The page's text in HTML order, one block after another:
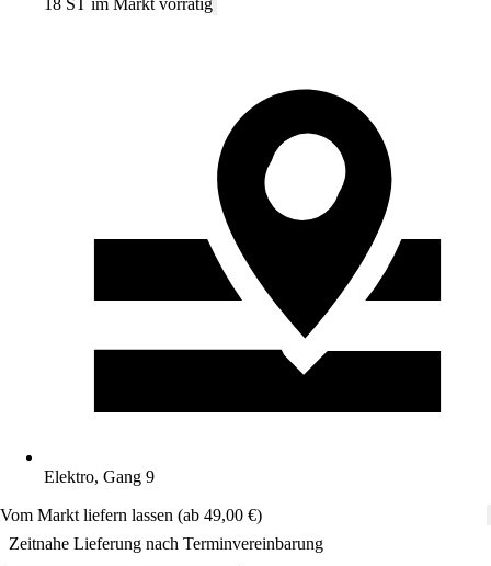
18 ST im Markt vorrätig
Elektro, Gang 9
Vom Markt liefern lassen (ab 49,00 €)
Zeitnahe Lieferung nach Terminvereinbarung